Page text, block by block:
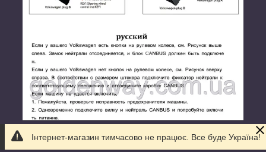
Якщо ваш автомобіль є моделлю високого класу
(модель із Canbus або підтримує інформацію про
Інтернет-магазин тимчасово не працює. Все буде Україна!